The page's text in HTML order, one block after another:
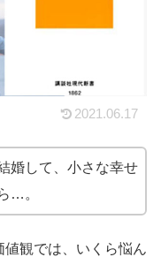
2021.06.17
婚して、小さな幸せ
…。
観では、いくら悩ん